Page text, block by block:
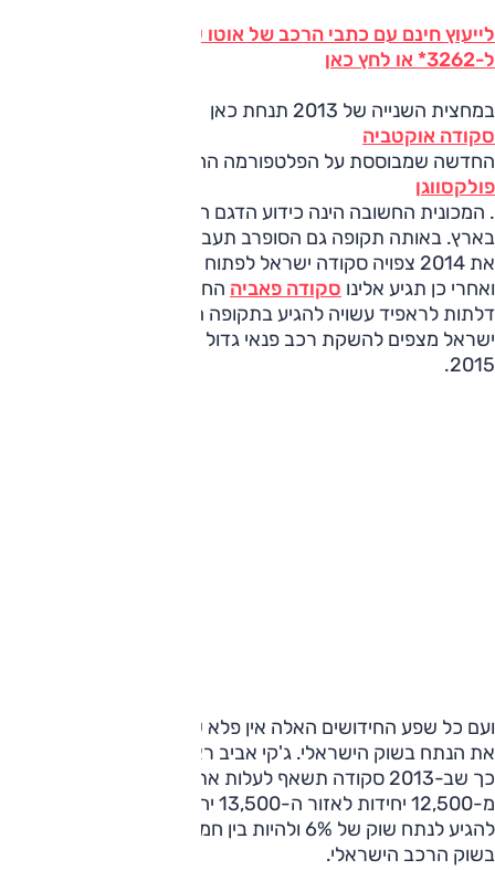
לייעוץ חינם עם כתבי הרכב של אוטו על כל דגמי סקודה חייג
ל-3262* או לחץ כאן
במחצית השנייה של 2013 תנחת כאן
סקודה אוקטביה
החדשה שמבוססת על הפלטפורמה החדשה של
פולקסווגן
. המכונית החשובה הינה כידוע הדגם הנמכר ביותר של סקודה
בארץ. באותה תקופה גם הסופרב תעבור מקצה שיפורים.
את 2014 צפויה סקודה ישראל לפתוח עם מקצה שיפורים לייטי
ואחרי כן תגיע אלינו סקודה פאביה החדשה. גם גרסת חמש
דלתות לראפיד עשויה להגיע בתקופה הזו. בנוסף, בסקודה
ישראל מצפים להשקת רכב פנאי גדול מהייטי שיוצג במהלך
2015.
ועם כל שפע החידושים האלה אין פלא שבסקודה שואפים להגדיל
את הנתח בשוק הישראלי. ג'קי אביב ראש המותג בארץ סיפר על
כך שב-2013 סקודה תשאף לעלות את כמות המכירות
מ-12,500 יחידות לאזור ה-13,500 יחידות בשנה. הכוונה היא
להגיע לנתח שוק של 6% ולהיות בין חמשת המותגים הגדולים
בשוק הרכב הישראלי.